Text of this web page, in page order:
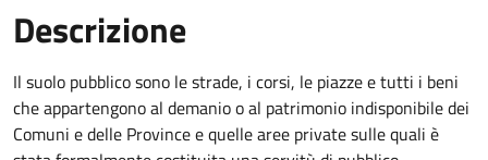
Descrizione
Il suolo pubblico sono le strade, i corsi, le piazze e tutti i beni
che appartengono al demanio o al patrimonio indisponibile dei
Comuni e delle Province e quelle aree private sulle quali è